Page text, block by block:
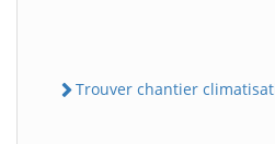
Trouver chantier